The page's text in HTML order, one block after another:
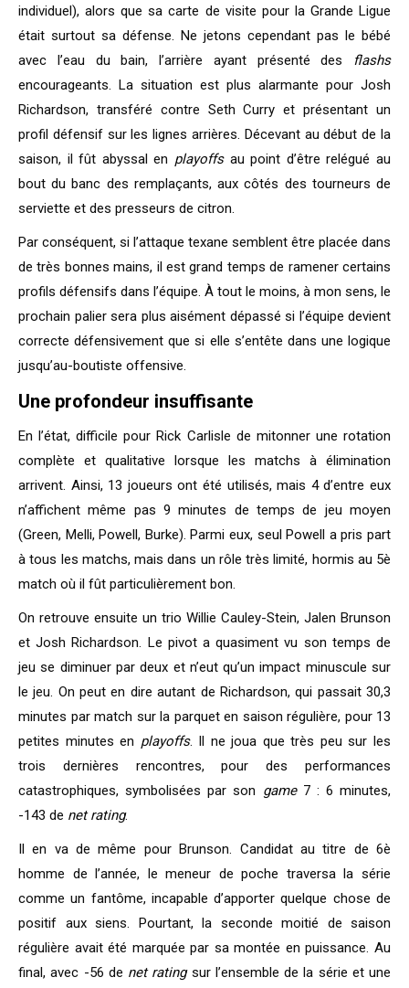
individuel), alors que sa carte de visite pour la Grande Ligue
était surtout sa défense. Ne jetons cependant pas le bébé
avec l’eau du bain, l’arrière ayant présenté des flashs
encourageants. La situation est plus alarmante pour Josh
Richardson, transféré contre Seth Curry et présentant un
profil défensif sur les lignes arrières. Décevant au début de la
saison, il fût abyssal en playoffsau point d’être relégué au
bout du banc des remplaçants, aux côtés des tourneurs de
serviette et des presseurs de citron.
Par conséquent, si l’attaque texane semblent être placée dans
de très bonnes mains, il est grand temps de ramener certains
profils défensifs dans l’équipe. À tout le moins, à mon sens, le
prochain palier sera plus aisément dépassé si l’équipe devient
correcte défensivement que si elle s’entête dans une logique
jusqu’au-boutiste offensive.
Une profondeur insuffisante
En l’état, difficile pour Rick Carlisle de mitonner une rotation
complète et qualitative lorsque les matchs à élimination
arrivent. Ainsi, 13 joueurs ont été utilisés, mais 4 d’entre eux
n’affichent même pas 9 minutes de temps de jeu moyen
(Green, Melli, Powell, Burke). Parmi eux, seul Powell a pris part
à tous les matchs, mais dans un rôle très limité, hormis au 5è
match où il fût particulièrement bon.
On retrouve ensuite un trio Willie Cauley-Stein, Jalen Brunson
et Josh Richardson. Le pivot a quasiment vu son temps de
jeu se diminuer par deux et n’eut qu’un impact minuscule sur
le jeu. On peut en dire autant de Richardson, qui passait 30,3
minutes par match sur la parquet en saison régulière, pour 13
petites minutes en playoffs. Il ne joua que très peu sur les
trois dernières rencontres, pour des performances
catastrophiques, symbolisées par son game 7 : 6 minutes,
-143 de net rating.
Il en va de même pour Brunson. Candidat au titre de 6è
homme de l’année, le meneur de poche traversa la série
comme un fantôme, incapable d’apporter quelque chose de
positif aux siens. Pourtant, la seconde moitié de saison
régulière avait été marquée par sa montée en puissance. Au
final, avec -56 de net ratingsur l’ensemble de la série et une